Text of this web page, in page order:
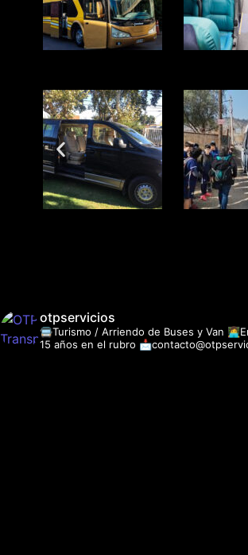
otpservicios
🚍Turismo / Arriendo de Buses y Van
15 años en el rubro